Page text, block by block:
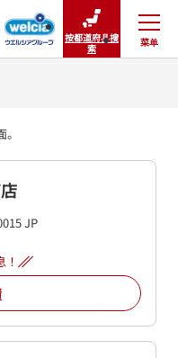
按都道府县搜
索
菜单
关闭
JP